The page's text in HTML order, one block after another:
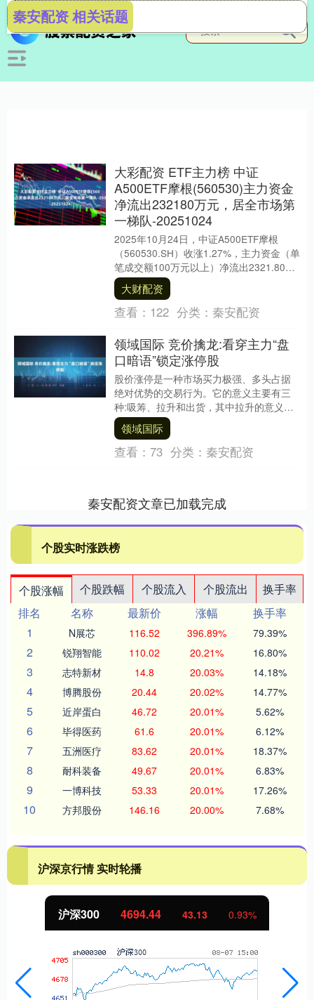
秦安配资 相关话题
大彩配资 ETF主力榜 中证
A500ETF摩根(560530)主力资金
净流出232180万元，居全市场第
一梯队-20251024
2025年10月24日，中证A500ETF摩根
（560530.SH）收涨1.27%，主力资金（单
笔成交额100万元以上）净流出2321.80万
元，居全市场第一梯....
大财配资
查看： 122 分类： 秦安配资
领域国际 竞价擒龙:看穿主力“盘
口暗语”锁定涨停股
股价涨停是一种市场买力极强、多头占据
绝对优势的交易行为。它的意义主要有三
种:吸筹、拉升和出货，其中拉升的意义最
常见。大家一旦掌握了捕捉涨停板的技
巧，投资收益将会....
领域国际
查看： 73 分类： 秦安配资
秦安配资文章已加载完成
个股实时涨跌榜
个股涨幅 个股跌幅 个股流入 个股流出
换手率
排名
名称 最新价 涨幅
换手率
1
N展芯 116.52 396.89% 79.39%
2 锐翔智能 110.02 20.21% 16.80%
3 志特新材 14.8 20.03% 14.18%
4 博腾股份 20.44 20.02% 14.77%
5 近岸蛋白 46.72 20.01% 5.62%
6 毕得医药 61.6 20.01% 6.12%
7 五洲医疗 83.62 20.01% 18.37%
8 耐科装备 49.67 20.01% 6.83%
9 一博科技 53.33 20.01% 17.26%
10 方邦股份 146.16 20.00% 7.68%
沪深京行情 实时轮播
沪深300 4694.44 43.13 0.93%